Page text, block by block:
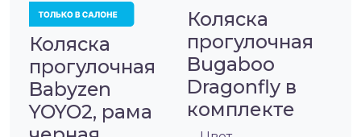
Коляска
прогулочная
Babyzen
YOYO2, рама
Коляска
прогулочная
Bugaboo
Dragonfly в
комплекте